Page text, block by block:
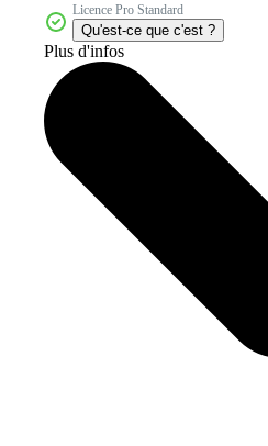
Licence Pro Standard
Qu'est-ce que c'est ?
Plus d'infos